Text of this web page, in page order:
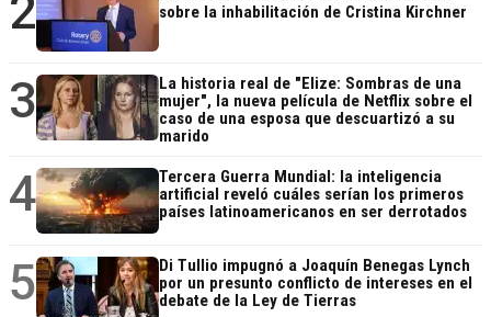
2
sobre la inhabilitación de Cristina Kirchner
3
La historia real de "Elize: Sombras de una
mujer", la nueva película de Netflix sobre el
caso de una esposa que descuartizó a su
marido
4
Tercera Guerra Mundial: la inteligencia
artificial reveló cuáles serían los primeros
países latinoamericanos en ser derrotados
5
Di Tullio impugnó a Joaquín Benegas Lynch
por un presunto conflicto de intereses en el
debate de la Ley de Tierras